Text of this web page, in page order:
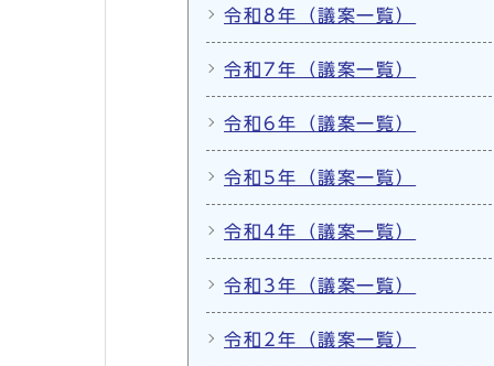
令和8年（議案一覧）
令和7年（議案一覧）
令和6年（議案一覧）
令和5年（議案一覧）
令和4年（議案一覧）
令和3年（議案一覧）
令和2年（議案一覧）